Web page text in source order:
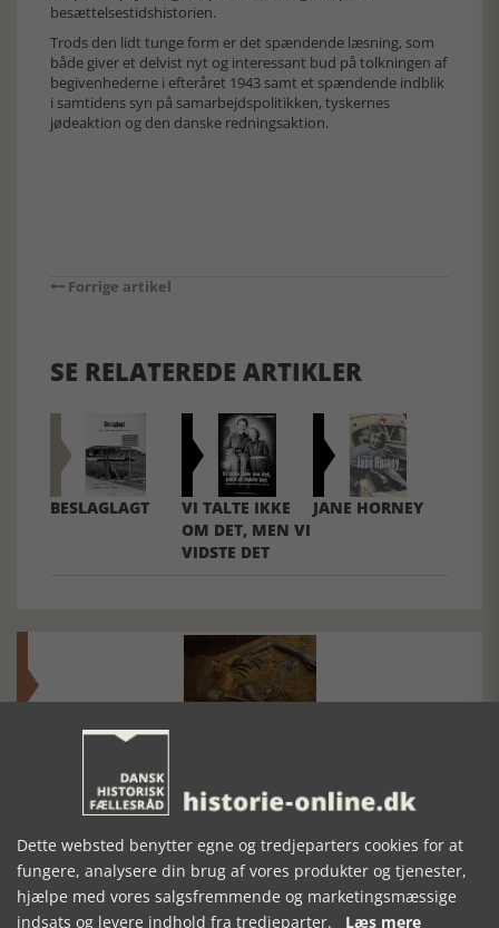
besættelsestidshistorien.
Trods den lidt tunge form er det spændende læsning, som
både giver et delvist nyt og interessant bud på tolkningen af
begivenhederne i efteråret 1943 samt et spændende indblik
i samtidens syn på samarbejdspolitikken, tyskernes
jødeaktion og den danske redningsaktion.
Forrige artikel
SE RELATEREDE ARTIKLER
BESLAGLAGT
VI TALTE IKKE
OM DET, MEN VI
VIDSTE DET
JANE HORNEY
Den største samling af moselig i verden på Museum
Silkeborg Hovedgården
Dette websted benytter egne og tredjeparters cookies for at
fungere, analysere din brug af vores produkter og tjenester,
hjælpe med vores salgsfremmende og marketingsmæssige
indsats og levere indhold fra tredjeparter. Læs mere